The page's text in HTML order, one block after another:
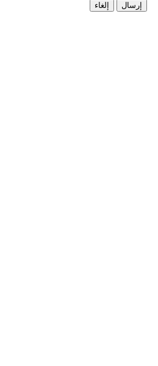
إرسال إلغاء